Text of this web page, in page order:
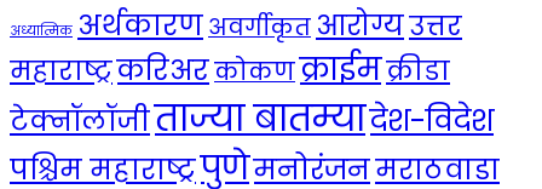
अध्यात्मिक अर्थकारणअवर्गीकृत आरोग्यउत्तर
महाराष्ट्रकरिअरकोकणक्राईमक्रीडा
टेक्नॉलॉजीताज्या बातम्यादेश-विदेश
पश्चिम महाराष्ट्रपुणेमनोरंजनमराठवाडा